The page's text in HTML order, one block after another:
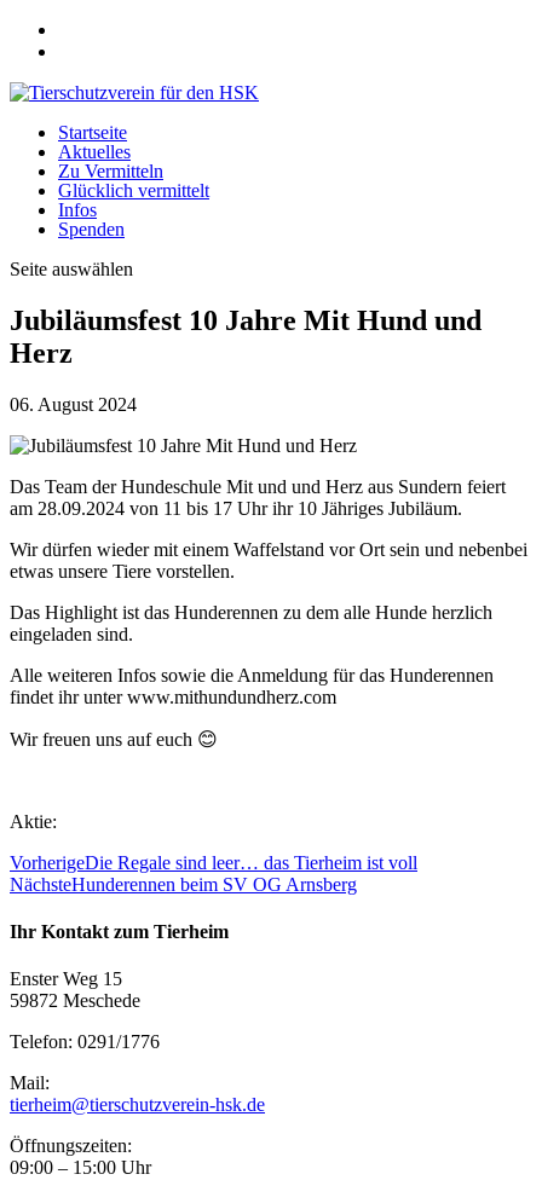
Startseite
Aktuelles
Zu Vermitteln
Glücklich vermittelt
Infos
Spenden
Seite auswählen
Jubiläumsfest 10 Jahre Mit Hund und
Herz
06. August 2024
Das Team der Hundeschule Mit und und Herz aus Sundern feiert
am 28.09.2024 von 11 bis 17 Uhr ihr 10 Jähriges Jubiläum.
Wir dürfen wieder mit einem Waffelstand vor Ort sein und nebenbei
etwas unsere Tiere vorstellen.
Das Highlight ist das Hunderennen zu dem alle Hunde herzlich
eingeladen sind.
Alle weiteren Infos sowie die Anmeldung für das Hunderennen
findet ihr unter www.mithundundherz.com
Wir freuen uns auf euch 😊
Aktie:
VorherigeDie Regale sind leer… das Tierheim ist voll
NächsteHunderennen beim SV OG Arnsberg
Ihr Kontakt zum Tierheim
Enster Weg 15
59872 Meschede
Telefon: 0291/1776
Mail:
tierheim@tierschutzverein-hsk.de
Öffnungszeiten:
09:00 – 15:00 Uhr